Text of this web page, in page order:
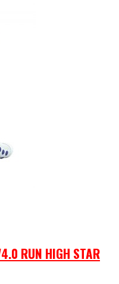
RUN HIGH STAR